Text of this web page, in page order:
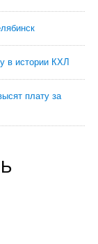
в истории КХЛ
плату за